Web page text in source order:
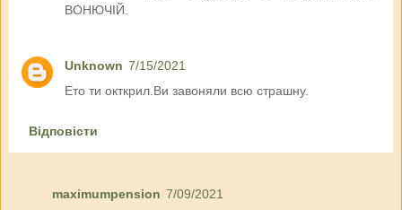
ВОНЮЧІЙ.
Unknown 7/15/2021
Ето ти окткрил.Ви завоняли всю страшну.
Відповісти
maximumpension 7/09/2021